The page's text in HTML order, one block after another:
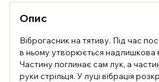
Опис
Віброгасник на тятиву. Під час
в ньому утворюється надлишкова
Частину поглинає сам лук, а
руки стрільця. У луці вібрація